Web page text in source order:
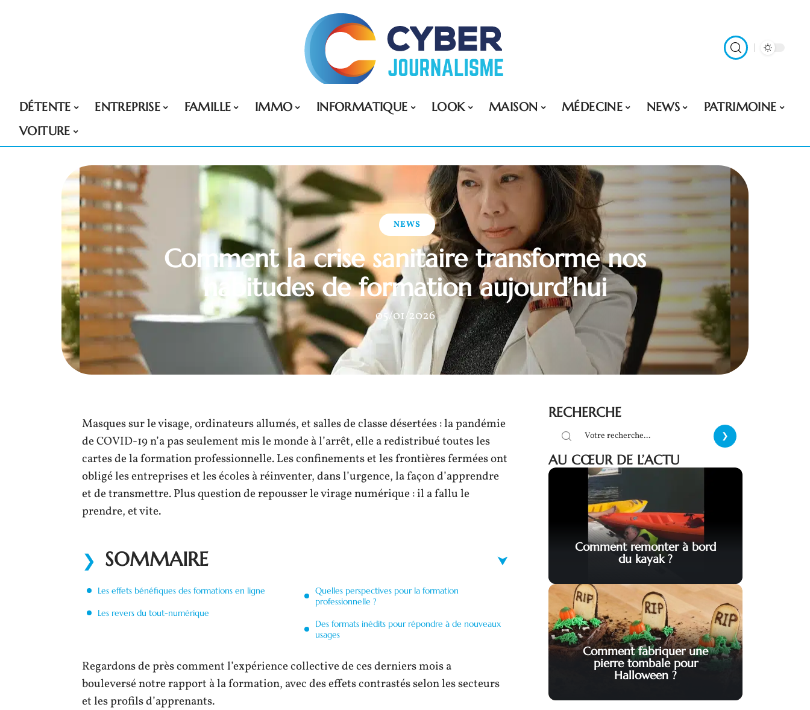
DÉTENTE ENTREPRISE FAMILLE IMMO INFORMATIQUE LOOK MAISON MÉDECINE NEWS
PATRIMOINE
VOITURE
NEWS
Comment la crise sanitaire transforme nos
habitudes de formation aujourd’hui
05/01/2026
Masques sur le visage, ordinateurs allumés, et salles de classe désertées : la pandémie
de COVID-19 n’a pas seulement mis le monde à l’arrêt, elle a redistribué toutes les
cartes de la formation professionnelle. Les confinements et les frontières fermées ont
obligé les entreprises et les écoles à réinventer, dans l’urgence, la façon d’apprendre
et de transmettre. Plus question de repousser le virage numérique : il a fallu le
prendre, et vite.
SOMMAIRE
Les effets bénéfiques des formations en ligne
Les revers du tout-numérique
Quelles perspectives pour la formation
professionnelle ?
Des formats inédits pour répondre à de nouveaux
usages
Regardons de près comment l’expérience collective de ces derniers mois a
bouleversé notre rapport à la formation, avec des effets contrastés selon les secteurs
et les profils d’apprenants.
RECHERCHE
AU CŒUR DE L’ACTU
Comment remonter à bord
du kayak ?
Comment fabriquer une
pierre tombale pour
Halloween ?